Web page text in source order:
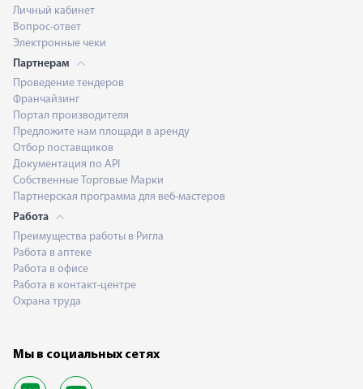
Личный кабинет
Вопрос-ответ
Электронные чеки
Партнерам
Проведение тендеров
Франчайзинг
Портал производителя
Предложите нам площади в аренду
Отбор поставщиков
Документация по API
Собственные Торговые Марки
Партнерская программа для веб-мастеров
Работа
Преимущества работы в Ригла
Работа в аптеке
Работа в офисе
Работа в контакт-центре
Охрана труда
Мы в социальных сетях